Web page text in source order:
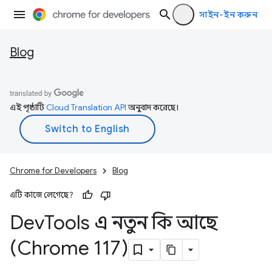
সাইন-ইন করুন
Blog
এই পৃষ্ঠাটিCloud Translation APIঅনুবাদ করেছে।
Chrome for Developers Blog
এটি কাজে লেগেছে?
DevTools এ নতুন কি আছে
(Chrome 117)